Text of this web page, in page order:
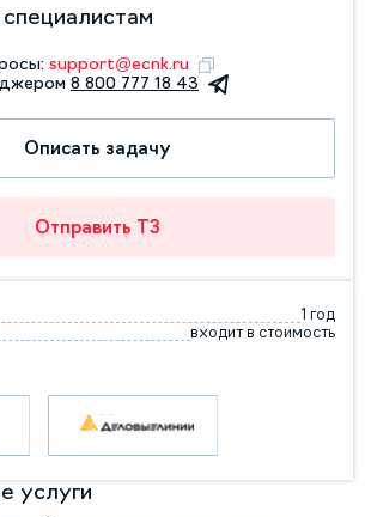
support@ecnk.ru
8 800 777 18 43
Описать задачу
Отправить ТЗ
1 год
входит в стоимость
услуги